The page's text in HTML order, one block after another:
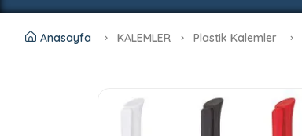
Anasayfa KALEMLER Plastik Kalemler